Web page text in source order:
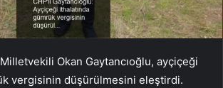
Okan Gaytancıoğlu, ayçiçeği
vergisinin düşürülmesini eleştirdi.